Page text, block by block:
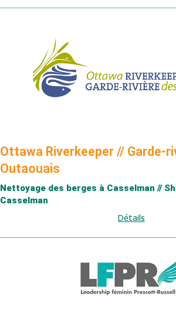
Ottawa Riverkeeper // Garde-
Outaouais
Nettoyage des berges à Casselman //
Casselman
Détails